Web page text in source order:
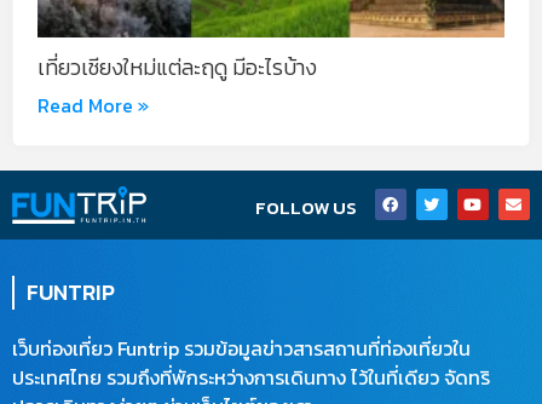
เที่ยวเชียงใหม่แต่ละฤดู มีอะไรบ้าง
Read More »
FOLLOW US F
a
c
e
T
w
i
t
Y
o
u
t
E
n
v
e
FUNTRIP
เว็บท่องเที่ยว Funtrip รวมข้อมูลข่าวสารสถานที่ท่องเที่ยวใน
ประเทศไทย รวมถึงที่พักระหว่างการเดินทาง ไว้ในที่เดียว จัดทริ